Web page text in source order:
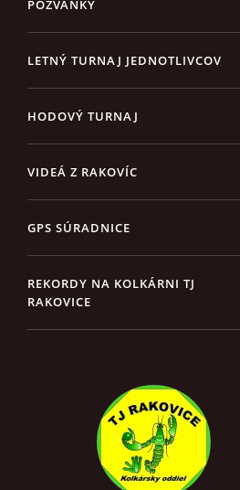
POZVÁNKY
LETNÝ TURNAJ JEDNOTLIVCOV
HODOVÝ TURNAJ
VIDEÁ Z RAKOVÍC
GPS SÚRADNICE
REKORDY NA KOLKÁRNI TJ
RAKOVICE